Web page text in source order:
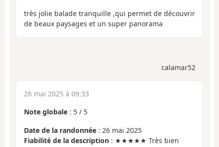
très jolie balade tranquille ,qui permet de découvrir
de beaux paysages et un super panorama
calamar52
26 mai 2025 à 09:33
Note globale : 5 / 5
Date de la randonnée : 26 mai 2025
Fiabilité de la description : ★★★★★ Très bien